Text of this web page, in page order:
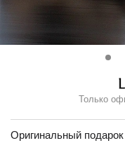
Только
Оригинальный подарок